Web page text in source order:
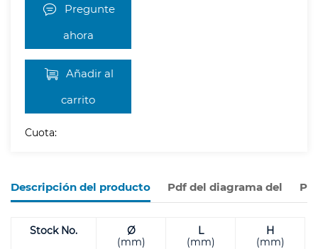
Pregunte
ahora
Añadir al
carrito
Cuota:
Descripción del producto Pdf del diagrama del
Stock No.
Ø
(mm)
L
(mm)
H
(mm)